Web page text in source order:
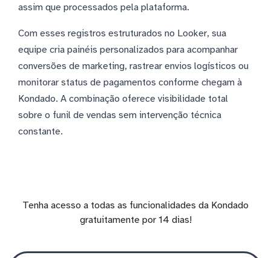
assim que processados pela plataforma.
Com esses registros estruturados no Looker, sua
equipe cria painéis personalizados para acompanhar
conversões de marketing, rastrear envios logísticos ou
monitorar status de pagamentos conforme chegam à
Kondado. A combinação oferece visibilidade total
sobre o funil de vendas sem intervenção técnica
constante.
Tenha acesso a todas as funcionalidades da Kondado
gratuitamente por 14 dias!